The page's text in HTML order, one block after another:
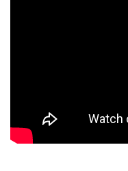
Algunos
derechos
reservados